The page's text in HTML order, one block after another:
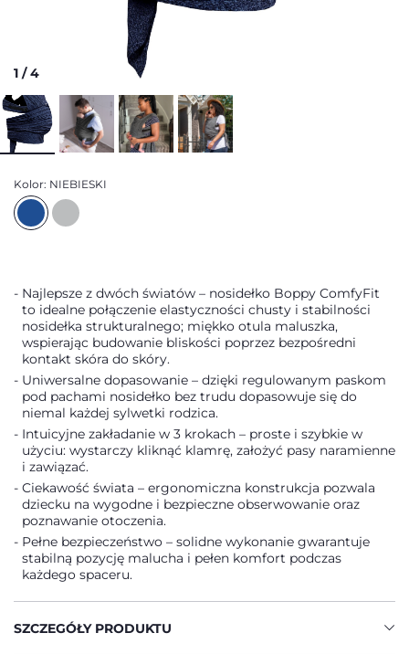
1 /4
Kolor: NIEBIESKI
Najlepsze z dwóch światów – nosidełko Boppy ComfyFit
to idealne połączenie elastyczności chusty i stabilności
nosidełka strukturalnego; miękko otula maluszka,
wspierając budowanie bliskości poprzez bezpośredni
kontakt skóra do skóry.
Uniwersalne dopasowanie – dzięki regulowanym paskom
pod pachami nosidełko bez trudu dopasowuje się do
niemal każdej sylwetki rodzica.
Intuicyjne zakładanie w 3 krokach – proste i szybkie w
użyciu: wystarczy kliknąć klamrę, założyć pasy naramienne
i zawiązać.
Ciekawość świata – ergonomiczna konstrukcja pozwala
dziecku na wygodne i bezpieczne obserwowanie oraz
poznawanie otoczenia.
Pełne bezpieczeństwo – solidne wykonanie gwarantuje
stabilną pozycję malucha i pełen komfort podczas
każdego spaceru.
SZCZEGÓŁY PRODUKTU